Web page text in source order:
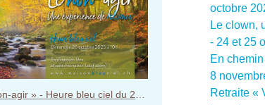
octobre
Le clown,
- 24 et 25
En
8
Retraite «